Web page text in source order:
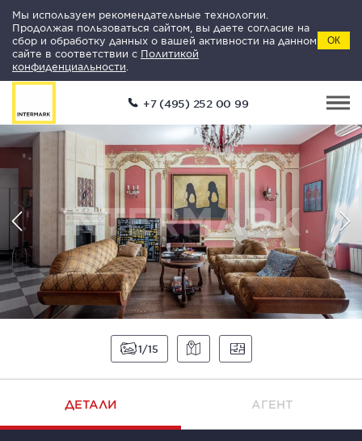
Мы используем рекомендательные технологии.
Продолжая пользоваться сайтом, вы даете согласие на
сбор и обработку данных о вашей активности на данном
сайте в соответствии с Политикой
конфиденциальности
ОК
+7 (495) 252 00 99
1 15
ДЕТАЛИ АГЕНТ